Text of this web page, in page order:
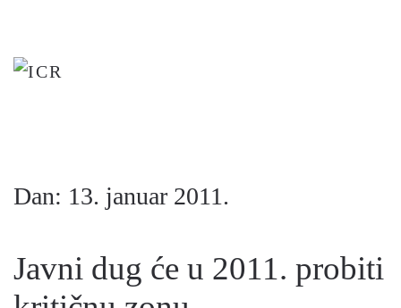
to
Dan: 13. januar 2011.
Javni dug će u 2011. probiti